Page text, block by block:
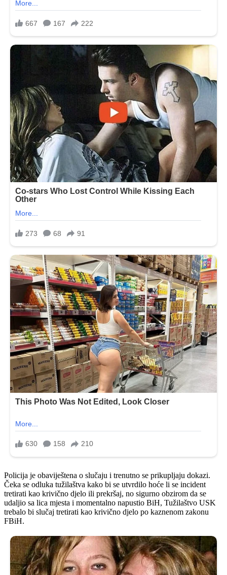
Policija je obaviještena o slučaju i trenutno se prikupljaju dokazi.
Čeka se odluka tužilaštva kako bi se utvrdilo hoće li se incident
tretirati kao krivično djelo ili prekršaj, no sigurno obzirom da se
udaljio sa lica mjesta i momentalno napustio BiH, Tužilaštvo USK
trebalo bi slučaj tretirati kao krivično djelo po kaznenom zakonu
FBiH.